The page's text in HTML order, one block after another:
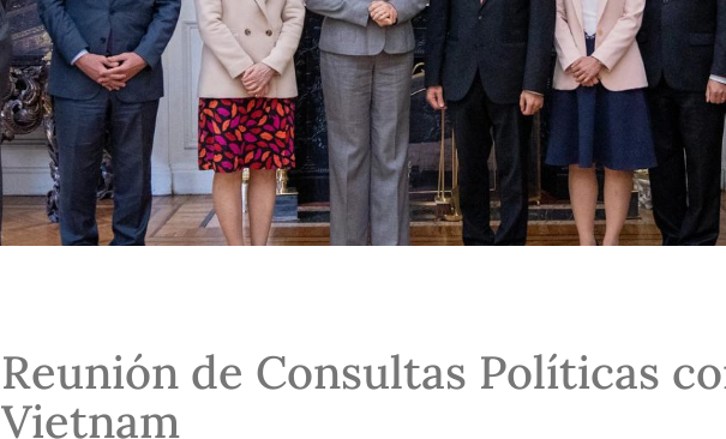
Reunión de Consultas Políticas
Vietnam